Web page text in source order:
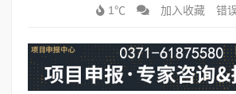
1℃
加入收藏 错